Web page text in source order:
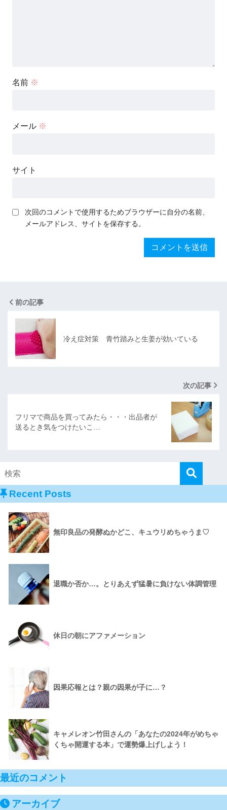
名前 ※
メール ※
サイト
次回のコメントで使用するためブラウザーに自分の名前、
メールアドレス、サイトを保存する。
前の記事
冷え症対策 青竹踏みと生姜が効いている
次の記事
フリマで商品を買ってみたら・・・出品者が
送るとき気をつけたいこ…
Recent Posts
無印良品の発酵ぬかどこ、キュウリめちゃうま♡
退職か否か…。とりあえず猛暑に負けない体調管理
休日の朝にアファメーション
因果応報とは？親の因果が子に…？
キャメレオン竹田さんの「あなたの2024年がめちゃ
くちゃ開運する本」で運勢爆上げしよう！
最近のコメント
アーカイブ